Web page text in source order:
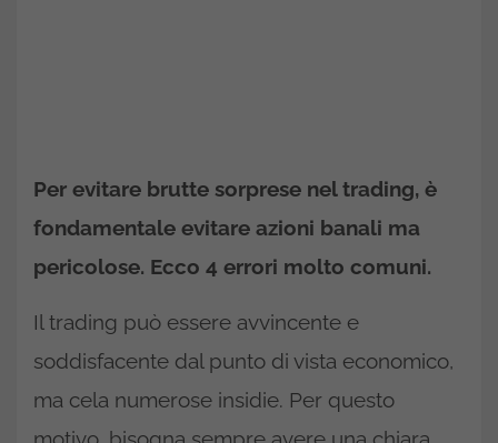
Per evitare brutte sorprese nel trading, è
fondamentale evitare azioni banali ma
pericolose. Ecco 4 errori molto comuni.
Il trading può essere avvincente e
soddisfacente dal punto di vista economico,
ma cela numerose insidie. Per questo